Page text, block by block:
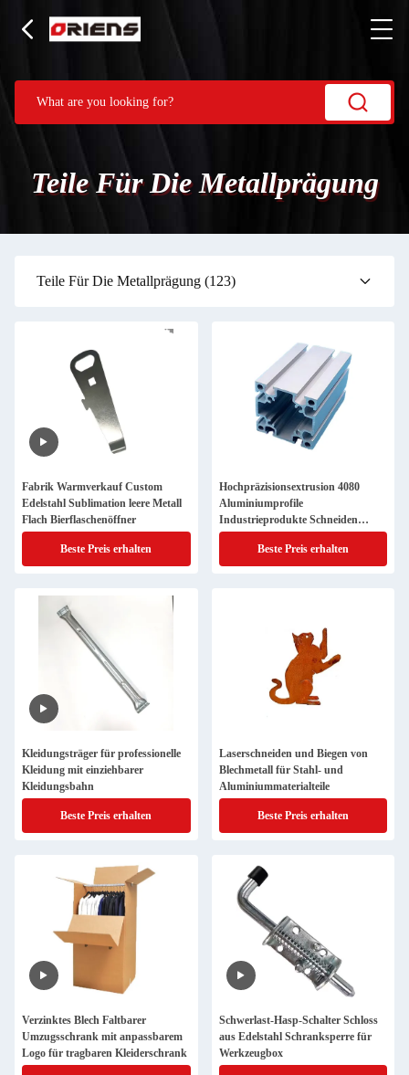
Teile Für Die Metallprägung
Teile Für Die Metallprägung (123)
Fabrik Warmverkauf Custom
Edelstahl Sublimation leere Metall
Flach Bierflaschenöffner
Beste Preis erhalten
Hochpräzisionsextrusion 4080
Aluminiumprofile
Industrieprodukte Schneiden
Schweißen
Beste Preis erhalten
Kleidungsträger für professionelle
Kleidung mit einziehbarer
Kleidungsbahn
Beste Preis erhalten
Laserschneiden und Biegen von
Blechmetall für Stahl- und
Aluminiummaterialteile
Beste Preis erhalten
Verzinktes Blech Faltbarer
Umzugsschrank mit anpassbarem
Logo für tragbaren Kleiderschrank
Schwerlast-Hasp-Schalter Schloss
aus Edelstahl Schranksperre für
Werkzeugbox